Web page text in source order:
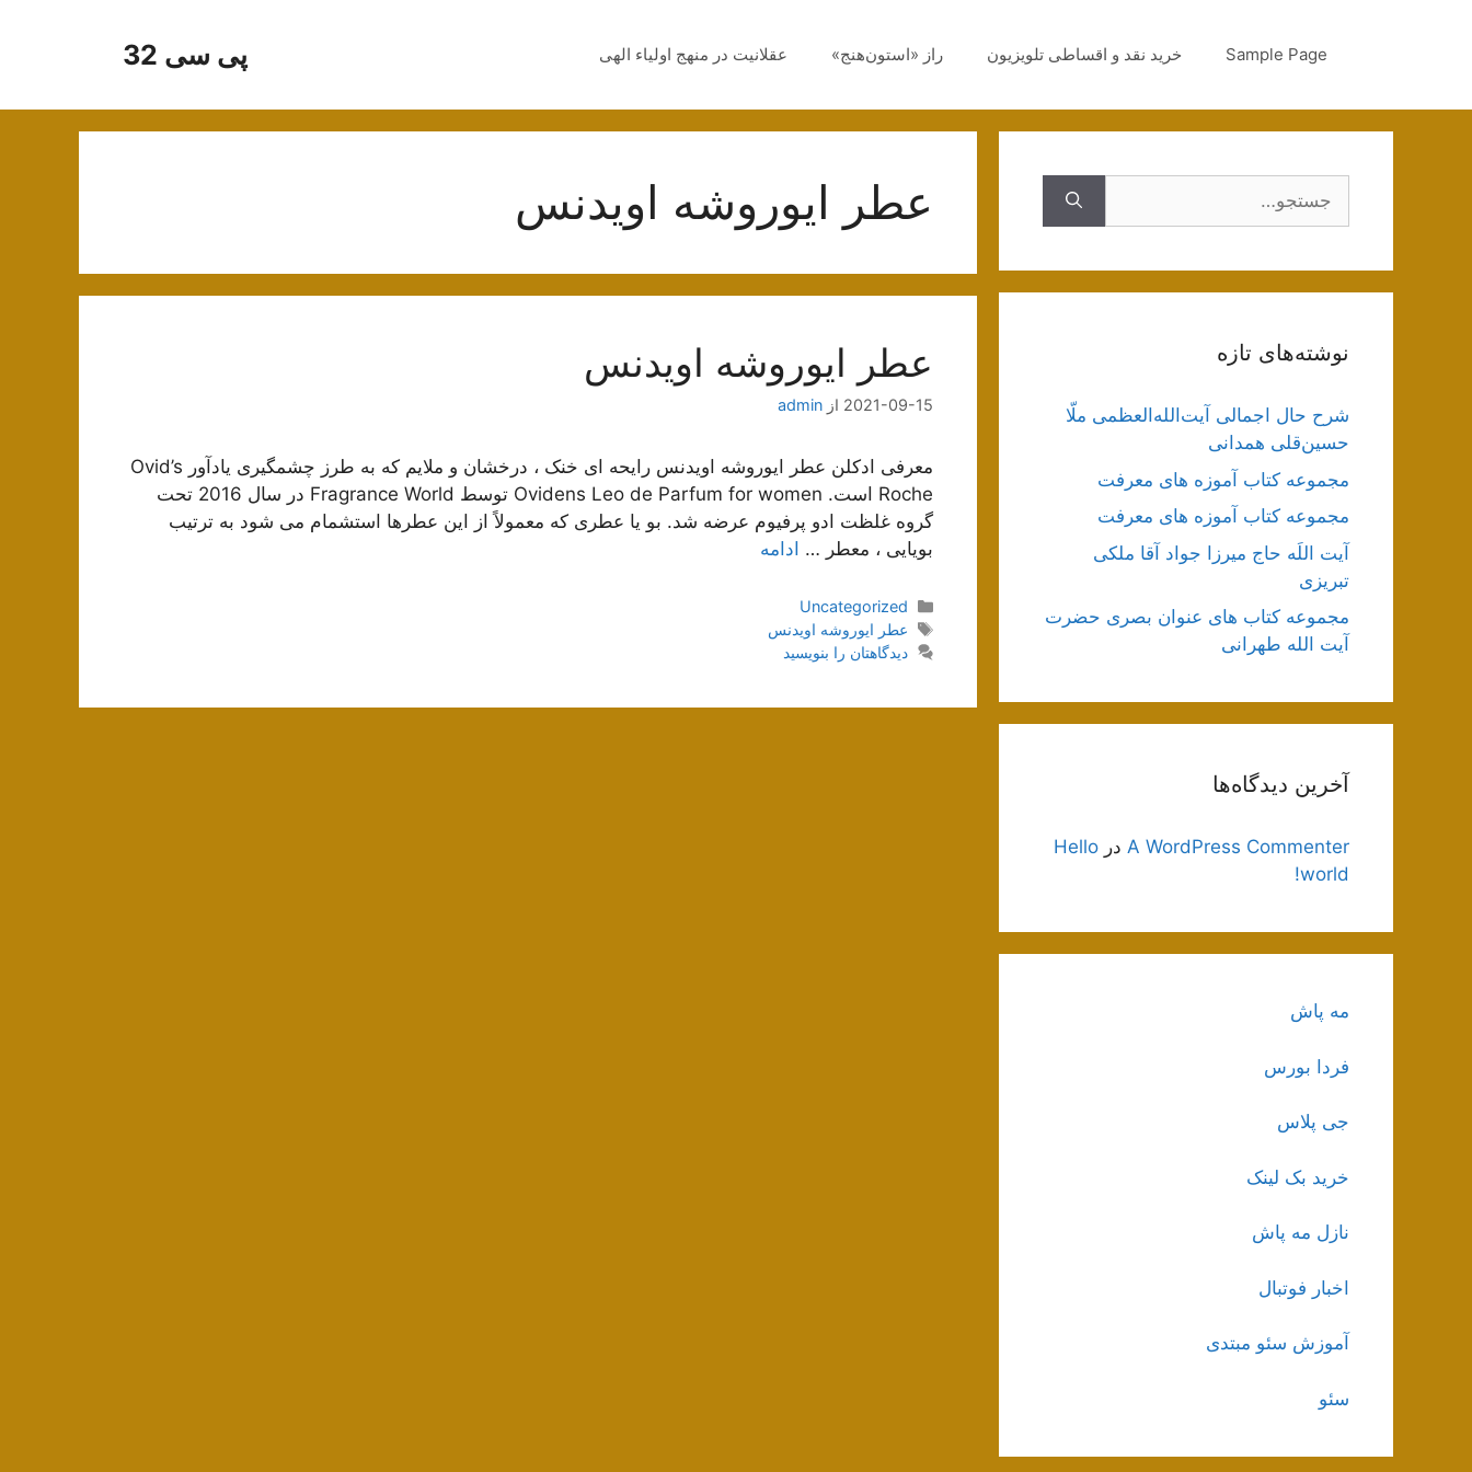
پی سی 32 Sample Page خرید نقد و اقساطی تلویزیون راز «استون‌هنج» عقلانیت در منهج اولیاء الهی
عطر ایوروشه اویدنس
عطر ایوروشه اویدنس
2021-09-15 از admin
معرفی ادکلن عطر ایوروشه اویدنس رایحه ای خنک ، درخشان و ملایم که به طرز چشمگیری یادآور Ovid’s
Roche است. Ovidens Leo de Parfum for women توسط Fragrance World در سال 2016 تحت
گروه غلظت ادو پرفیوم عرضه شد. بو یا عطری که معمولاً از این عطرها استشمام می شود به ترتیب
بویایی ، معطر … ادامه
دسته‌ها
Uncategorized
برچسب‌ها
عطر ایوروشه اویدنس
دیدگاهتان را بنویسید
نوشته‌های تازه
شرح حال اجمالی آیت‌الله‌العظمی ملّا
حسین‌قلی همدانی
مجموعه کتاب آموزه های معرفت
مجموعه کتاب آموزه های معرفت
آیت اللَه حاج میرزا جواد آقا ملکی
تبریزی
مجموعه کتاب های عنوان بصری حضرت
آیت الله طهرانی
آخرین دیدگاه‌ها
A WordPress Commenter در Hello
world!
مه پاش
فردا بورس
جی پلاس
خرید بک لینک
نازل مه پاش
اخبار فوتبال
آموزش سئو مبتدی
سئو